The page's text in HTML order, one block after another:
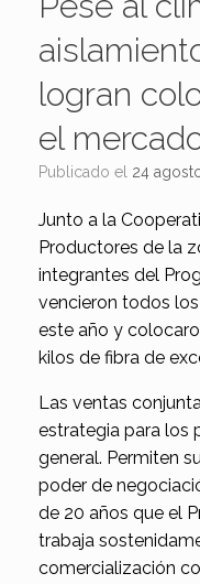
logran
el
Publicado el 24
Junto a la
Productores de la
integrantes del
vencieron todos
este año y
kilos de fibra de
Las ventas
estrategia para los
general. Permiten
poder de
de 20 años que el
trabaja
comercialización